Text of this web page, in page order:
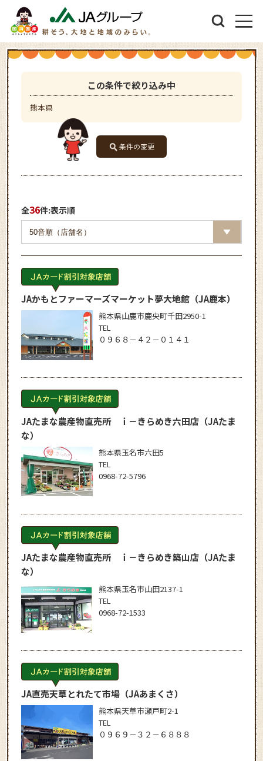
この条件で絞り込み中
熊本県
条件の変更
全36件:表示順
JAかもとファーマーズマーケット夢大地館（JA鹿本）
熊本県山鹿市鹿央町千田2950-1
TEL
０９６８－４２－０１４１
JAたまな農産物直売所 ｉ－きらめき六田店（JAたま
な）
熊本県玉名市六田5
TEL
0968-72-5796
JAたまな農産物直売所 ｉ－きらめき築山店（JAたま
な）
熊本県玉名市山田2137-1
TEL
0968-72-1533
JA直売天草とれたて市場（JAあまくさ）
熊本県天草市瀬戸町2-1
TEL
０９６９－３２－６８８８